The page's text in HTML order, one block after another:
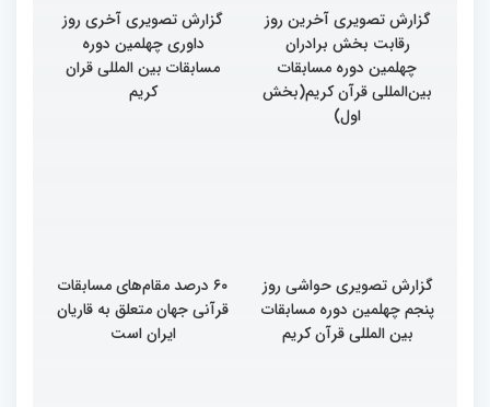
گزارش تصویری آخرین روز
رقابت بخش برادران
چهلمین دوره مسابقات
بین‌المللی قرآن کریم(بخش
اول)
گزارش تصویری آخری روز
داوری چهلمین دوره
مسابقات بین المللی قران
کریم
گزارش تصویری حواشی روز
پنجم چهلمین دوره مسابقات
بین المللی قرآن کریم
۶۰ درصد مقام‌های مسابقات
قرآنی جهان متعلق به قاریان
ایران است